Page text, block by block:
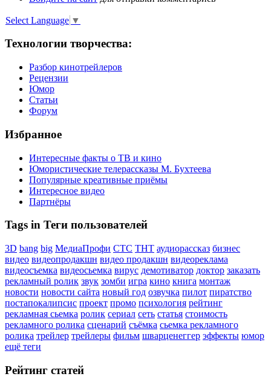
Select Language ▼
Технологии творчества:
Разбор кинотрейлеров
Рецензии
Юмор
Статьи
Форум
Избранное
Интересные факты о ТВ и кино
Юмористические телерассказы М. Бухтеева
Популярные креативные приёмы
Интересное видео
Партнёры
Tags in Теги пользователей
3D bang big МедиаПрофи СТС ТНТ аудиорассказ бизнес
видео видеопродакшн видео продакшн видеореклама
видеосъемка видеосьемка вирус демотиватор доктор заказать
рекламный ролик звук зомби игра кино книга монтаж
новости новости сайта новый год озвучка пилот пиратство
постапокалипсис проект промо психология рейтинг
рекламная сьемка ролик сериал сеть статья стоимость
рекламного ролика сценарий съёмка сьемка рекламного
ролика трейлер трейлеры фильм шварценеггер эффекты юмор
ещё теги
Рейтинг статей